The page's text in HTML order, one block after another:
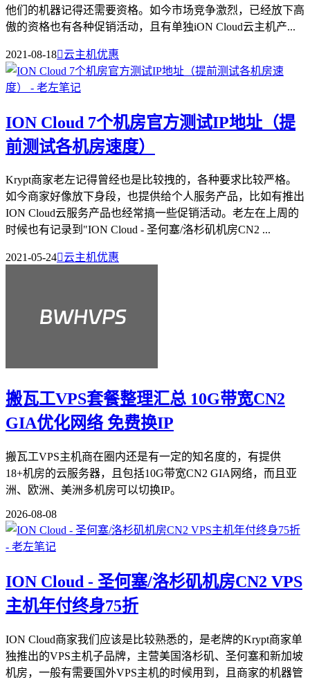
他们的机器记得还需要资格。如今市场竞争激烈，已经放下高
傲的资格也有各种促销活动，且有单独iON Cloud云主机产...
2021-08-18云主机优惠
ION Cloud 7个机房官方测试IP地址（提
前测试各机房速度）
Krypt商家老左记得曾经也是比较拽的，各种要求比较严格。
如今商家好像放下身段，也提供给个人服务产品，比如有推出
ION Cloud云服务产品也经常搞一些促销活动。老左在上周的
时候也有记录到"ION Cloud - 圣何塞/洛杉矶机房CN2 ...
2021-05-24云主机优惠
搬瓦工VPS套餐整理汇总 10G带宽CN2
GIA优化网络 免费换IP
搬瓦工VPS主机商在圈内还是有一定的知名度的，有提供
18+机房的云服务器，且包括10G带宽CN2 GIA网络，而且亚
洲、欧洲、美洲多机房可以切换IP。
2026-08-08
ION Cloud - 圣何塞/洛杉矶机房CN2 VPS
主机年付终身75折
ION Cloud商家我们应该是比较熟悉的，是老牌的Krypt商家单
独推出的VPS主机子品牌，主营美国洛杉矶、圣何塞和新加坡
机房，一般有需要国外VPS主机的时候用到，且商家的机器管